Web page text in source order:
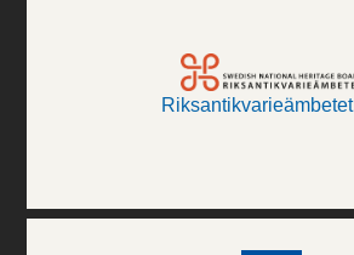
Riksantikvarieämbetet